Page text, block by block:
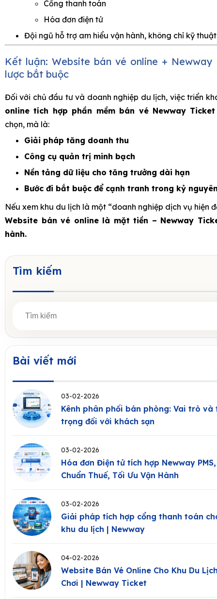
Cổng thanh toán
Hóa đơn điện tử
Đội ngũ hỗ trợ am hiểu vận hành, không chỉ kỹ thuật
Kết luận: Website bán vé online + Newway
lược bắt buộc
Đối với chủ đầu tư và doanh nghiệp du lịch, việc triển
online tích hợp phần mềm bán vé Newway Ticket
chọn, mà là:
Giải pháp tăng doanh thu
Công cụ quản trị minh bạch
Nền tảng dữ liệu cho tăng trưởng dài hạn
Bước đi bắt buộc để cạnh tranh trong kỷ
Nếu xem khu du lịch là một “doanh nghiệp dịch vụ hiện
Website bán vé online là mặt tiền – Newway
hành.
Tìm kiếm
Bài viết mới
03-02-2026
Kênh phân phối bán phòng: Vai trò và
trọng đối với khách sạn
03-02-2026
Hóa đơn Điện tử tích hợp Newway
Chuẩn Thuế, Tối Ưu Vận Hành
03-02-2026
Giải pháp tích hợp cổng thanh toán
khu du lịch | Newway
04-02-2026
Website Bán Vé Online Cho Khu Du
Chơi | Newway Ticket